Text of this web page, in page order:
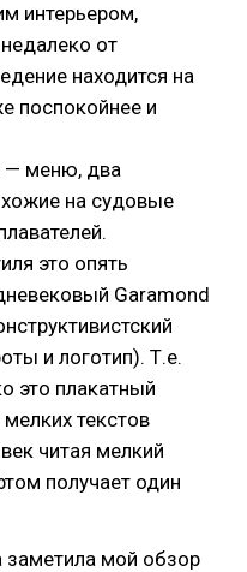
интерьером,
от
находится на
поспокойнее и
— меню, два
на судовые
это опять
Garamond
и логотип). Т.е.
это плакатный
текстов
читая мелкий
получает один
заметила мой обзор